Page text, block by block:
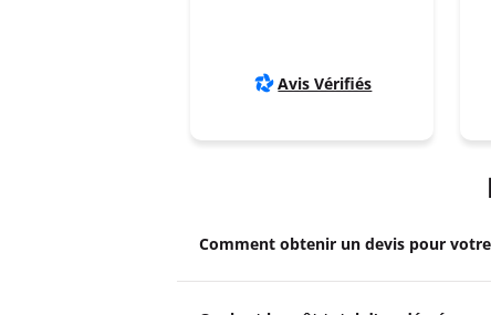
Déménagements AVEC
Ouvre le
Plus
Avis Vérifiés
Comment obtenir un devis pour